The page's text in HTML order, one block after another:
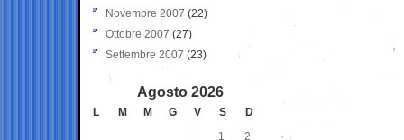
Novembre 2007 (22)
Ottobre 2007 (27)
Settembre 2007 (23)
Agosto 2026
L M M G V S
D
1
2